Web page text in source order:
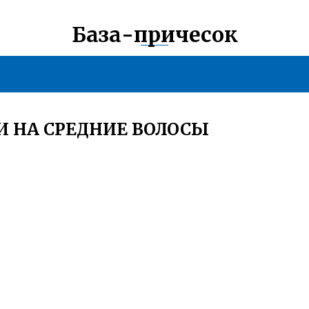
База-причесок
НА СРЕДНИЕ ВОЛОСЫ